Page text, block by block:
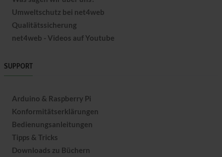
Umweltschutz bei net4web
Qualitätssicherung
net4web - Videos auf Youtube
SUPPORT
Arduino & Raspberry Pi
Konformitätserklärungen
Bedienungsanleitungen
Tipps & Tricks
Downloads zu Büchern